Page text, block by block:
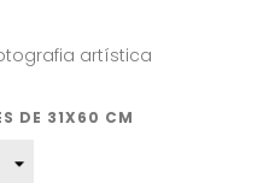
artística
DE 31X60 CM